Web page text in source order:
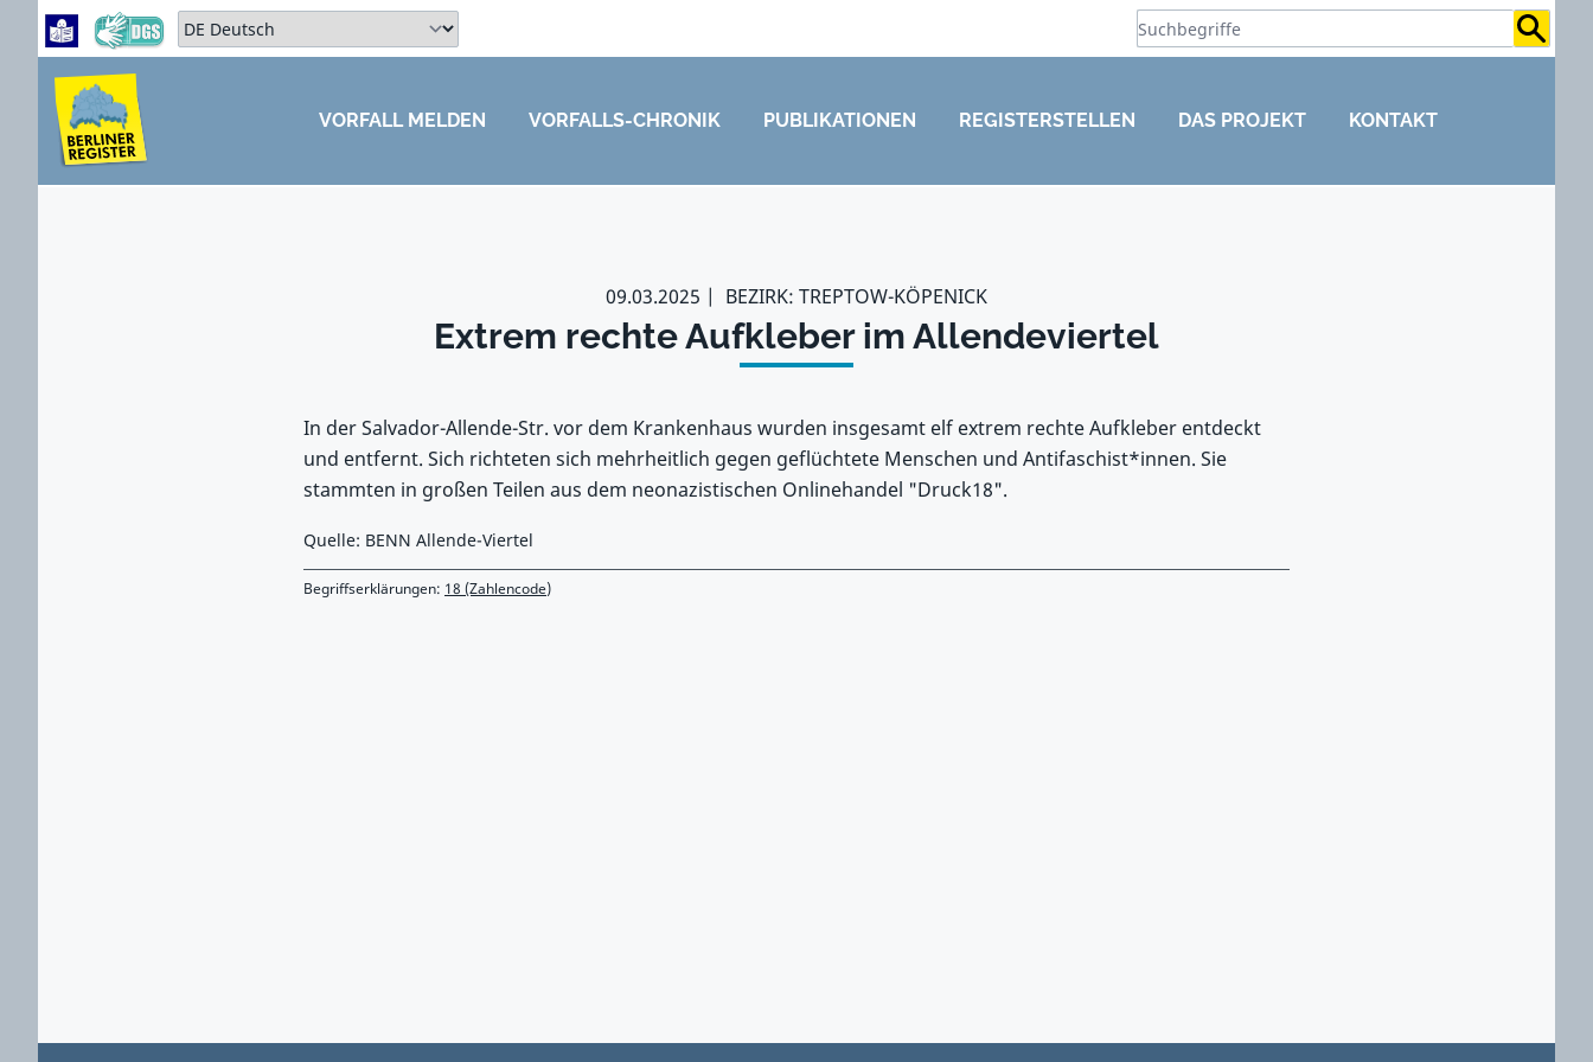
Zum Hauptbereich springen
Zum Hauptmenü springen
Sprache auswählen:
ZUM HAUPTBEREICH SPRINGEN
VORFALL MELDEN VORFALLS-CHRONIK PUBLIKATIONEN REGISTERSTELLEN DAS PROJEKT KONTAKT
09.03.2025 BEZIRK: TREPTOW-KÖPENICK
Extrem rechte Aufkleber im Allendeviertel
In der Salvador-Allende-Str. vor dem Krankenhaus wurden insgesamt elf extrem rechte Aufkleber entdeckt
und entfernt. Sich richteten sich mehrheitlich gegen geflüchtete Menschen und Antifaschist*innen. Sie
stammten in großen Teilen aus dem neonazistischen Onlinehandel "Druck18".
Quelle: BENN Allende-Viertel
Begriffserklärungen: 18 (Zahlencode)